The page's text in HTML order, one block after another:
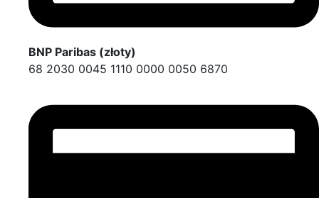
BNP Paribas (złoty)
68 2030 0045 1110 0000 0050 6870